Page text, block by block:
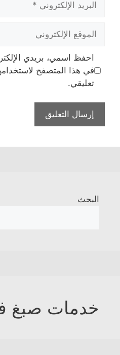
الإلكتروني
الإلكتروني
احفظ اسمي، بريدي
في هذا المتصفح
تعليقي.
البحث
خدمات صبغ